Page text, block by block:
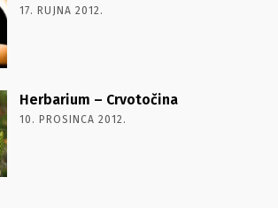
17. RUJNA 2012.
Herbarium – Crvotočina
10. PROSINCA 2012.